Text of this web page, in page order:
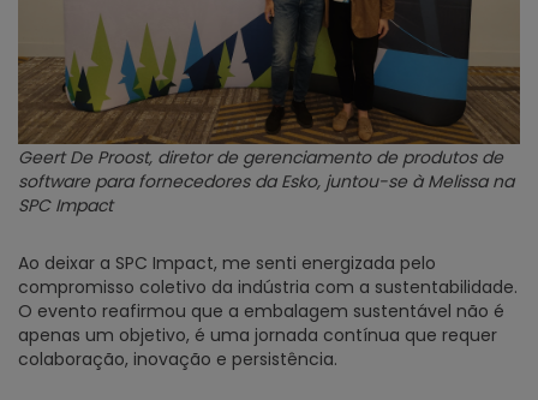
Geert De Proost, diretor de gerenciamento de produtos de
software para fornecedores da Esko, juntou-se à Melissa na
SPC Impact
Ao deixar a SPC Impact, me senti energizada pelo
compromisso coletivo da indústria com a sustentabilidade.
O evento reafirmou que a embalagem sustentável não é
apenas um objetivo, é uma jornada contínua que requer
colaboração, inovação e persistência.